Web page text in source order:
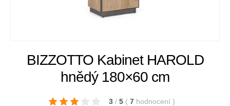
BIZZOTTO Kabinet HAROLD
hnědý 180×60 cm
3 / 5 ( 7 hodnocení )